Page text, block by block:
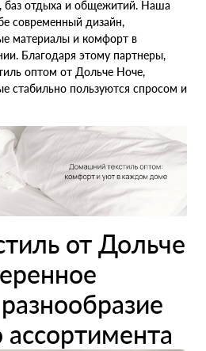
баз отдыха и общежитий. Наша
современный дизайн,
материалы и комфорт в
Благодаря этому партнеры,
оптом от Дольче Ноче,
стабильно пользуются спросом и
от Дольче